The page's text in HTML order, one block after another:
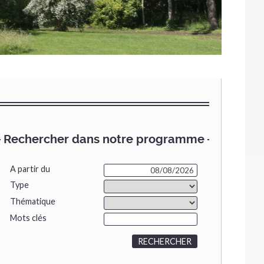
Rechercher dans notre programme
A partir du
Type
Thématique
Mots clés